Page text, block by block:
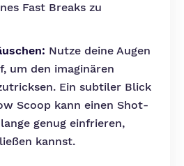
Fast Breaks zu
Nutze deine Augen
um den imaginären
Ein subtiler Blick
Scoop kann einen Shot-
genug einfrieren,
kannst.